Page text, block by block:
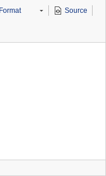
Format Source